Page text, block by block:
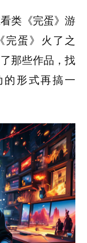
类《完蛋》游
完蛋》火了之
那些作品，找
形式再搞一